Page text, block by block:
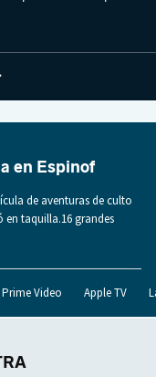
en Espinof
de aventuras de culto
taquilla.16 grandes
Video Apple TV